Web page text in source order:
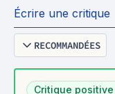
Écrire une critique
RECOMMANDÉES
Critique